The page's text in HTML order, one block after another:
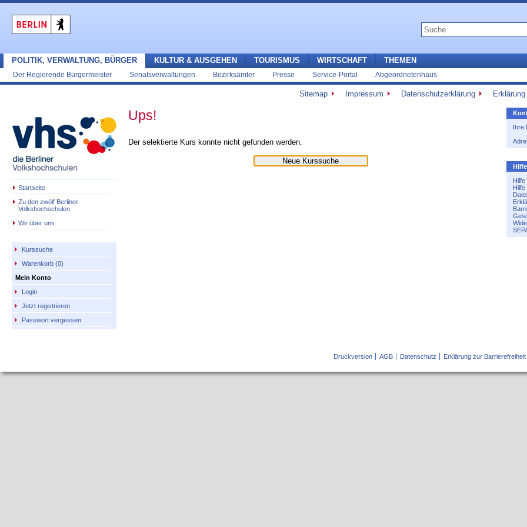
POLITIK, VERWALTUNG, BÜRGER
Der Regierende Bürgermeister Senatsverwaltungen Bezirksämter Presse Service-Portal Abgeordnetenhaus
KULTUR & AUSGEHEN TOURISMUS WIRTSCHAFT THEMEN
Sitemap Impressum Datenschutzerklärung
Startseite
Zu den zwölf Berliner
Volkshochschulen
Wir über uns
Kurssuche
Warenkorb (0)
Mein Konto
Login
Jetzt registrieren
Passwort vergessen
Ihre
Ups!
Der selektierte Kurs konnte nicht gefunden werden.
Druckversion AGB Datenschutz Erklärung zur Barrierefreiheit